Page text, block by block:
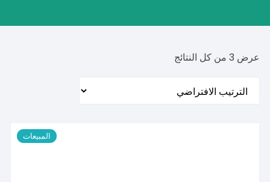
عرض ⁦3⁩ من كل النتائج
المبيعات